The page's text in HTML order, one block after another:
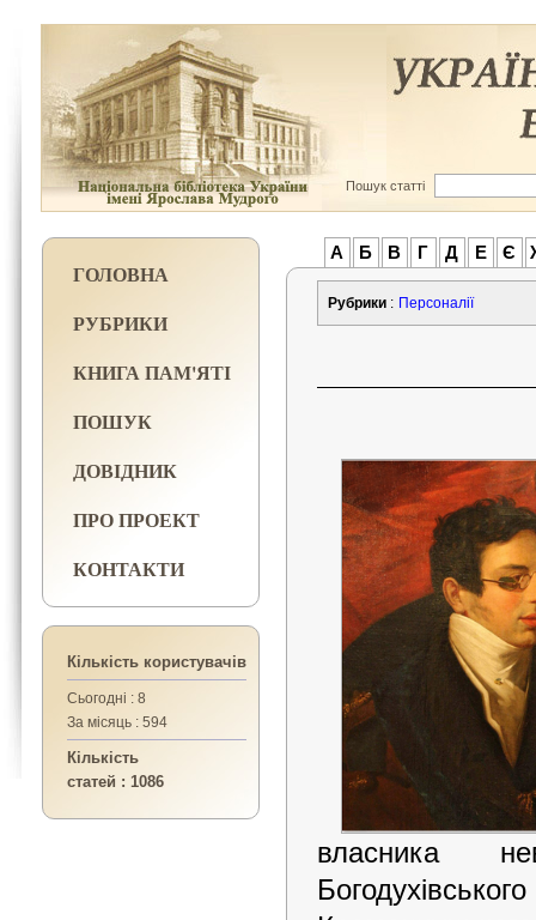
Пошук статті
ГОЛОВНА
РУБРИКИ
КНИГА ПАМ'ЯТІ
ПОШУК
ДОВІДНИК
ПРО ПРОЕКТ
КОНТАКТИ
Кількість користувачів
Сьогодні : 8
За місяць : 594
Кількість
статей : 1086
А Б В Г Д Е Є
Рубрики : Персоналії
власника